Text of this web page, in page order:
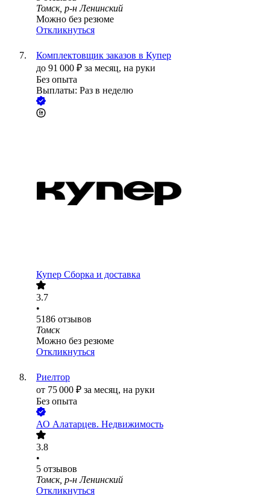
Томск, р-н Ленинский
Можно без резюме
Откликнуться
Комплектовщик заказов в Купер
до 91 000 ₽ за месяц, на руки
Без опыта
Выплаты: Раз в неделю
Купер Сборка и доставка
3.7
•
5186 отзывов
Томск
Можно без резюме
Откликнуться
Риелтор
от 75 000 ₽ за месяц, на руки
Без опыта
АО Алатарцев. Недвижимость
3.8
•
5 отзывов
Томск, р-н Ленинский
Откликнуться